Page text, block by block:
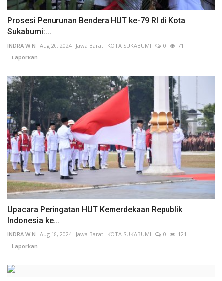
Prosesi Penurunan Bendera HUT ke-79 RI di Kota
Sukabumi:...
INDRA W N Aug 20, 2024 Jawa Barat KOTA SUKABUMI 0
71
Laporkan
Upacara Peringatan HUT Kemerdekaan Republik
Indonesia ke...
INDRA W N Aug 18, 2024 Jawa Barat KOTA SUKABUMI 0
121
Laporkan